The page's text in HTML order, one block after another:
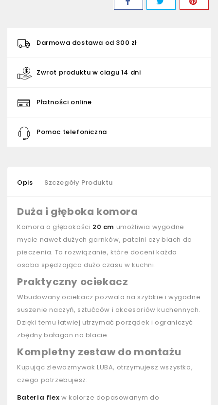
Darmowa dostawa od 300 zł
Zwrot produktu w ciagu 14 dni
Płatności online
Pomoc telefoniczna
Opis Szczegóły Produktu
Duża i głęboka komora
Komora o głębokości 20 cm umożliwia wygodne
mycie nawet dużych garnków, patelni czy blach do
pieczenia. To rozwiązanie, które doceni każda
osoba spędzająca dużo czasu w kuchni.
Praktyczny ociekacz
Wbudowany ociekacz pozwala na szybkie i wygodne
suszenie naczyń, sztućców i akcesoriów kuchennych.
Dzięki temu łatwiej utrzymać porządek i ograniczyć
zbędny bałagan na blacie.
Kompletny zestaw do montażu
Kupując zlewozmywak LUBA, otrzymujesz wszystko,
czego potrzebujesz:
Bateria flex w kolorze dopasowanym do